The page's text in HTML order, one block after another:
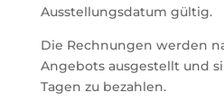
Ausstellungsdatum gültig.
Die Rechnungen werden
Angebots ausgestellt und
Tagen zu bezahlen.